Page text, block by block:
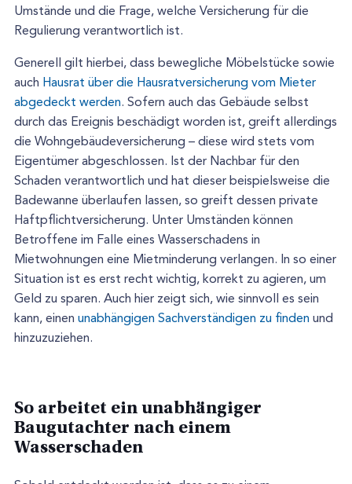
Umstände und die Frage, welche Versicherung für die
Regulierung verantwortlich ist.
Generell gilt hierbei, dass bewegliche Möbelstücke sowie
auch Hausrat über die Hausratversicherung vom Mieter
abgedeckt werden. Sofern auch das Gebäude selbst
durch das Ereignis beschädigt worden ist, greift allerdings
die Wohngebäudeversicherung – diese wird stets vom
Eigentümer abgeschlossen. Ist der Nachbar für den
Schaden verantwortlich und hat dieser beispielsweise die
Badewanne überlaufen lassen, so greift dessen private
Haftpflichtversicherung. Unter Umständen können
Betroffene im Falle eines Wasserschadens in
Mietwohnungen eine Mietminderung verlangen. In so einer
Situation ist es erst recht wichtig, korrekt zu agieren, um
Geld zu sparen. Auch hier zeigt sich, wie sinnvoll es sein
kann, einen unabhängigen Sachverständigen zu finden und
hinzuzuziehen.
So arbeitet ein unabhängiger
Baugutachter nach einem
Wasserschaden